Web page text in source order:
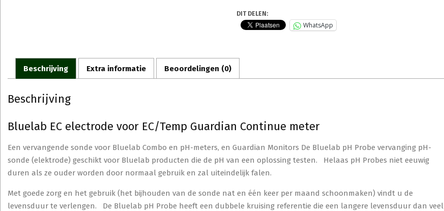
DIT DELEN:
WhatsApp
Beschrijving Extra informatie Beoordelingen (0)
Beschrijving
Bluelab EC electrode voor EC/Temp Guardian Continue meter
Een vervangende sonde voor Bluelab Combo en pH-meters, en Guardian Monitors De Bluelab pH Probe vervanging pH-
sonde (elektrode) geschikt voor Bluelab producten die de pH van een oplossing testen. Helaas pH Probes niet eeuwig
duren als ze ouder worden door normaal gebruik en zal uiteindelijk falen.
Met goede zorg en het gebruik (het bijhouden van de sonde nat en één keer per maand schoonmaken) vindt u de
levensduur te verlengen. De Bluelab pH Probe heeft een dubbele kruising referentie die een langere levensduur dan veel